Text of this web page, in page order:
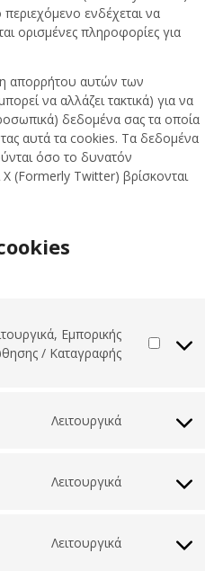
ενδέχεται να
ορισμένες πληροφορίες για
απορρήτου αυτών των
να αλλάζει τακτικά) για να
δεδομένα σας τα οποία
αυτά τα cookies. Τα δεδομένα
όσο το δυνατόν
(Formerly Twitter) βρίσκονται
Εμπορικής
/ Καταγραφής
Consent
recaptcha
Λειτουργικά
Consent
Λειτουργικά
Consent
wordpress
Λειτουργικά
Consent